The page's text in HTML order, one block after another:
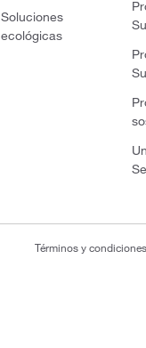
Soluciones
ecológicas
Términos y